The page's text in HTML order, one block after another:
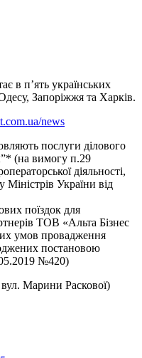
в п’ять українських
Запоріжжя та Харків.
news
послуги ділового
(на вимогу п.29
діяльності,
України від
поїздок для
ТОВ «Альта Бізнес
умов провадження
постановою
№420)
Марини Раскової)